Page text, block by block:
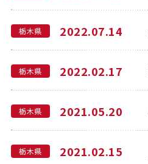
栃木県 2022.07.14
栃木県 2022.02.17
栃木県 2021.05.20
栃木県 2021.02.15